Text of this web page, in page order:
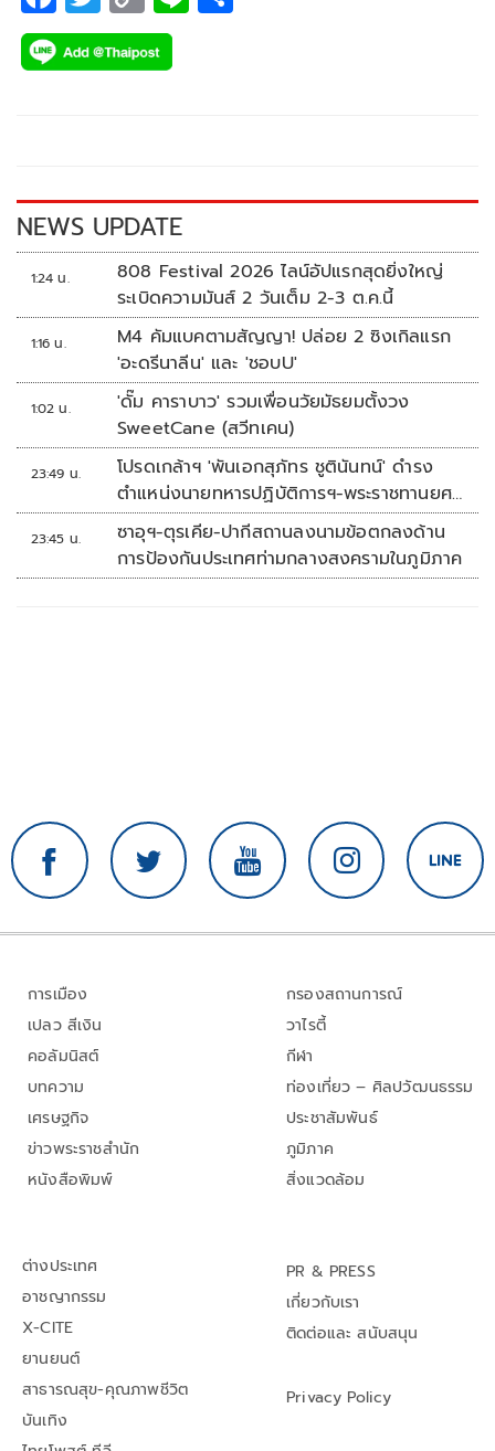
ac
e
k
wi
tt
o
p
k
NEWS UPDATE
1:24 น.
808 Festival 2026 ไลน์อัปแรกสุดยิ่งใหญ่
ระเบิดความมันส์ 2 วันเต็ม 2-3 ต.ค.นี้
1:16 น.
M4 คัมแบคตามสัญญา! ปล่อย 2 ซิงเกิลแรก
'อะดรีนาลีน' และ 'ชอบU'
1:02 น.
'ดั๊ม คาราบาว' รวมเพื่อนวัยมัธยมตั้งวง
SweetCane (สวีทเคน)
23:49 น.
โปรดเกล้าฯ 'พันเอกสุภัทร ชูตินันทน์' ดำรง
ตำแหน่งนายทหารปฏิบัติการฯ-พระราชทานยศ
'พลตรี'
23:45 น.
ซาอุฯ-ตุรเคีย-ปากีสถานลงนามข้อตกลงด้าน
การป้องกันประเทศท่ามกลางสงครามในภูมิภาค
การเมือง
เปลว สีเงิน
คอลัมนิสต์
บทความ
เศรษฐกิจ
ข่าวพระราชสำนัก
หนังสือพิมพ์
กรองสถานการณ์
วาไรตี้
กีฬา
ท่องเที่ยว – ศิลปวัฒนธรรม
ประชาสัมพันธ์
ภูมิภาค
สิ่งแวดล้อม
ต่างประเทศ
อาชญากรรม
X-CITE
ยานยนต์
สาธารณสุข-คุณภาพชีวิต
บันเทิง
PR & PRESS
เกี่ยวกับเรา
ติดต่อและ สนับสนุน
Privacy Policy